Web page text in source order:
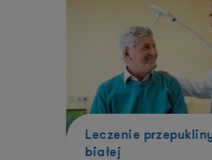
Leczenie
białej